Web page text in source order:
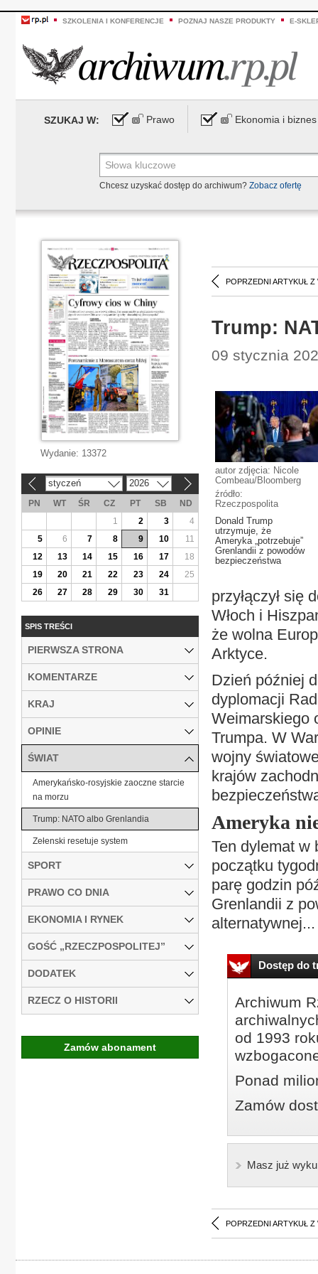
SZKOLENIA I KONFERENCJE POZNAJ NASZE PRODUKTY E-
SZUKAJ W: Prawo Ekonomia i biznes
Chcesz uzyskać dostęp do archiwum? Zobacz ofertę
POPRZEDNI ARTYKUŁ Z
Trump:
09 stycznia
autor zdjęcia: Nicole
Combeau/Bloomberg
źródło:
Rzeczpospolita
Donald Trump
utrzymuje, że
Ameryka „potrzebuje”
Grenlandii z powodów
bezpieczeństwa
przyłączył się
Włoch i
że wolna
Arktyce.
Dzień później
dyplomacji
Weimarskiego
Trumpa. W
wojny
krajów
Ameryka
Ten dylemat w
początku
parę godzin
Grenlandii z
alternatywnej...
Dostęp do
Archiwum
od 1993
Ponad
Zamów
Masz już
POPRZEDNI ARTYKUŁ Z
Wydanie: 13372
styczeń 2026
PN WT ŚR CZ PT SB
ND
1
2 3
4
5
6 7 8 9 10
11
12
13 14 15 16 17
18
19
20 21 22 23 24
25
26
27 28 29 30 31
SPIS TREŚCI
PIERWSZA STRONA
KOMENTARZE
KRAJ
OPINIE
ŚWIAT
Amerykańsko-rosyjskie zaoczne starcie
na morzu
Trump: NATO albo Grenlandia
Zełenski resetuje system
SPORT
PRAWO CO DNIA
EKONOMIA I RYNEK
GOŚĆ „RZECZPOSPOLITEJ”
DODATEK
RZECZ O HISTORII
Zamów abonament